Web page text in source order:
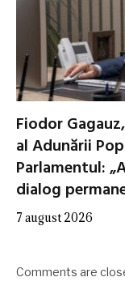
Fiodor
al Adunării
Parlamentul:
dialog
7 august 2026
Comments are